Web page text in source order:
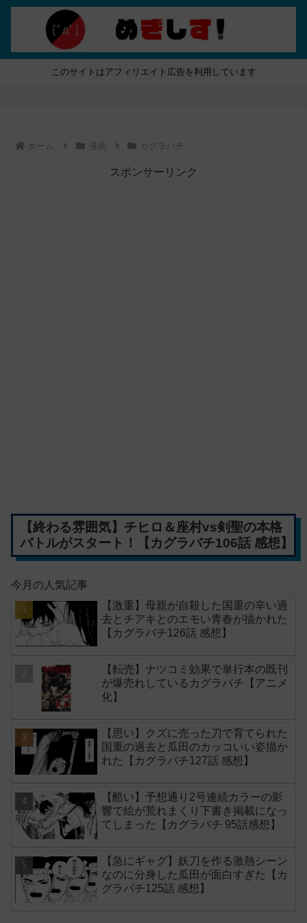
このサイトはアフィリエイト広告を利用しています
ホーム 漫画 カグラバチ
スポンサーリンク
【終わる雰囲気】チヒロ＆座村vs剣聖の本格
バトルがスタート！【カグラバチ106話 感想】
今月の人気記事
【激重】母親が自殺した国重の辛い過
去とチアキとのエモい青春が描かれた
【カグラバチ126話 感想】
【転売】ナツコミ効果で単行本の既刊
が爆売れしているカグラバチ【アニメ
化】
【思い】クズに売った刀で育てられた
国重の過去と瓜田のカッコいい姿描か
れた【カグラバチ127話 感想】
【酷い】予想通り2号連続カラーの影
響で絵が荒れまくり下書き掲載になっ
てしまった【カグラバチ 95話感想】
【急にギャグ】妖刀を作る激熱シーン
なのに分身した瓜田が面白すぎた【カ
グラバチ125話 感想】